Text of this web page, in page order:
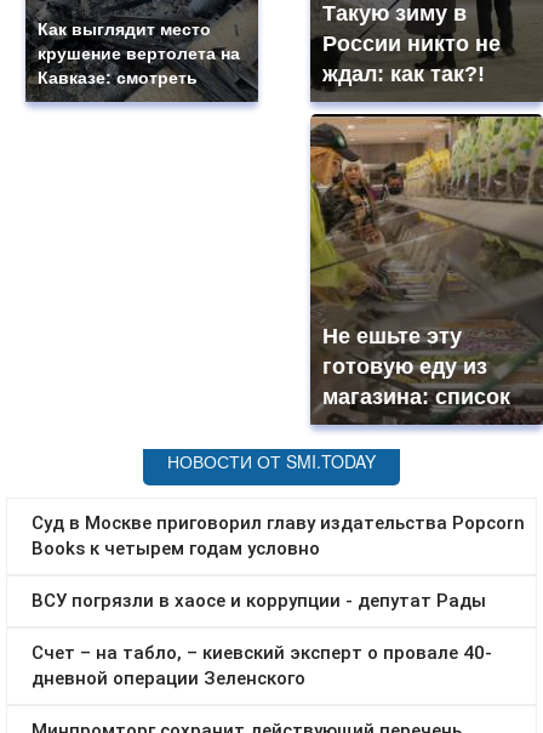
Как выглядит место
крушение вертолета на
Кавказе: смотреть
Такую зиму в
России никто не
ждал: как так?!
Не ешьте эту
готовую еду из
магазина: список